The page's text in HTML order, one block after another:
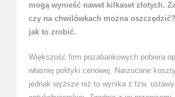
mogą wynieść nawet kilkaset złotych.
czy na chwilówkach można
jak to zrobić.
Większość firm pozabankowych pobiera
własnej polityki cenowej. Narzucane
jednak wyższe niż to wynika z tzw. ustawy